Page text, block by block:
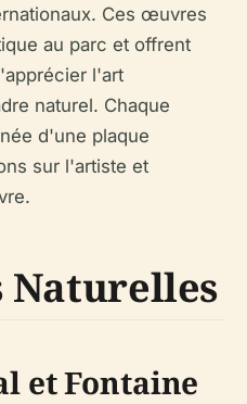
Ces œuvres
au parc et offrent
l'art
naturel. Chaque
d'une plaque
sur l'artiste et
et Fontaine